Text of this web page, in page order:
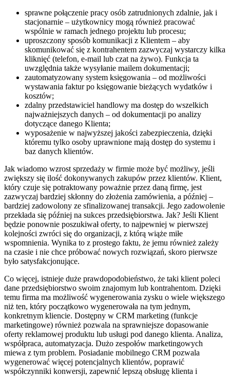
sprawne połączenie pracy osób zatrudnionych zdalnie, jak i
stacjonarnie – użytkownicy mogą również pracować
wspólnie w ramach jednego projektu lub procesu;
uproszczony sposób komunikacji z Klientem – aby
skomunikować się z kontrahentem zazwyczaj wystarczy kilka
kliknięć (telefon, e-mail lub czat na żywo). Funkcja ta
uwzględnia także wysyłanie mailem dokumentacji;
zautomatyzowany system księgowania – od możliwości
wystawania faktur po księgowanie bieżących wydatków i
kosztów;
zdalny przedstawiciel handlowy ma dostęp do wszelkich
najważniejszych danych – od dokumentacji po analizy
dotyczące danego Klienta;
wyposażenie w najwyższej jakości zabezpieczenia, dzięki
któremu tylko osoby uprawnione mają dostęp do systemu i
baz danych klientów.
Jak wiadomo wzrost sprzedaży w firmie może być możliwy, jeśli
zwiększy się ilość dokonywanych zakupów przez klientów. Klient,
który czuje się potraktowany poważnie przez daną firmę, jest
zazwyczaj bardziej skłonny do złożenia zamówienia, a później –
bardziej zadowolony ze sfinalizowanej transakcji. Jego zadowolenie
przekłada się później na sukces przedsiębiorstwa. Jak? Jeśli Klient
będzie ponownie poszukiwał oferty, to najpewniej w pierwszej
kolejności zwróci się do organizacji, z którą wiąże miłe
wspomnienia. Wynika to z prostego faktu, że jemu również zależy
na czasie i nie chce próbować nowych rozwiązań, skoro pierwsze
było satysfakcjonujące.
Co więcej, istnieje duże prawdopodobieństwo, że taki klient poleci
dane przedsiębiorstwo swoim znajomym lub kontrahentom. Dzięki
temu firma ma możliwość wygenerowania zysku o wiele większego
niż ten, który początkowo wygenerowała na tym jednym,
konkretnym kliencie. Dostępny w CRM marketing (funkcje
marketingowe) również pozwala na sprawniejsze dopasowanie
oferty reklamowej produktu lub usługi pod danego klienta. Analiza,
współpraca, automatyzacja. Dużo zespołów marketingowych
miewa z tym problem. Posiadanie mobilnego CRM pozwala
wygenerować więcej potencjalnych klientów, poprawić
współczynniki konwersji, zapewnić lepszą obsługę klienta i